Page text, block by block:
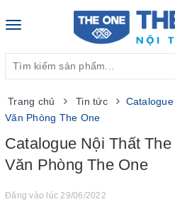
Toggle
Trang chủ Tin tức
Văn Phòng The One
Catalogue Nội Thất
Văn Phòng The One
Đăng vào lúc 29/06/2022